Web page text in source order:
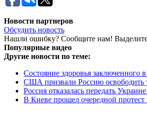
Новости партнеров
Обсудить новость
Нашли ошибку? Сообщите нам!
Популярные видео
Другие новости по теме:
Состояние здоровья
США призвали Россию освободить
Россия отказалась передать
В Киеве прошел очередной